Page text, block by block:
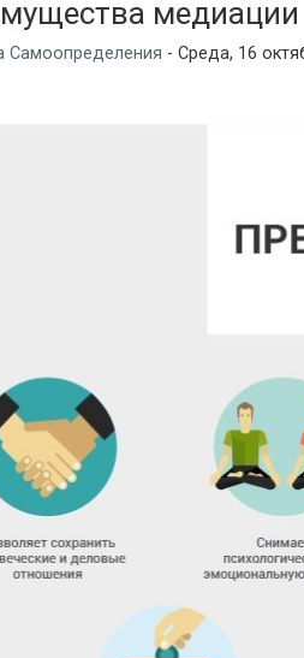
медиации
Самоопределения - Среда, 16